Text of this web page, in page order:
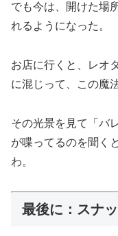
でも今は、開けた場
れるようになった。
お店に行くと、レオ
に混じって、この魔
その光景を見て「バ
が喋ってるのを聞く
わ。
最後に：スナ